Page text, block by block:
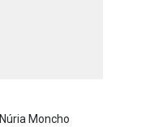
Núria Moncho